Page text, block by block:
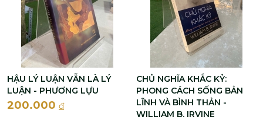
HẬU LÝ LUẬN VẪN LÀ LÝ
LUẬN - PHƯƠNG LỰU
200.000 đ
CHỦ NGHĨA KHẮC KỶ:
PHONG CÁCH SỐNG BẢN
LĨNH VÀ BÌNH THẢN -
WILLIAM B. IRVINE